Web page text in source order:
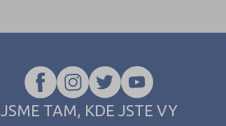
JSME TAM, KDE JSTE VY